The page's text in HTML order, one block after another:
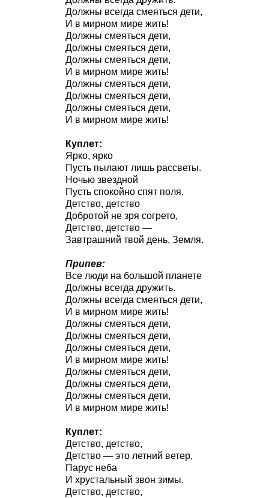
Должны всегда смеяться дети,
И в мирном мире жить!
Должны смеяться дети,
Должны смеяться дети,
Должны смеяться дети,
И в мирном мире жить!
Должны смеяться дети,
Должны смеяться дети,
Должны смеяться дети,
И в мирном мире жить!
Куплет:
Ярко, ярко
Пусть пылают лишь рассветы.
Ночью звездной
Пусть спокойно спят поля.
Детство, детство
Добротой не зря согрето,
Детство, детство —
Завтрашний твой день, Земля.
Припев:
Все люди на большой планете
Должны всегда дружить.
Должны всегда смеяться дети,
И в мирном мире жить!
Должны смеяться дети,
Должны смеяться дети,
Должны смеяться дети,
И в мирном мире жить!
Должны смеяться дети,
Должны смеяться дети,
Должны смеяться дети,
И в мирном мире жить!
Куплет:
Детство, детство,
Детство — это летний ветер,
Парус неба
И хрустальный звон зимы.
Детство, детство,